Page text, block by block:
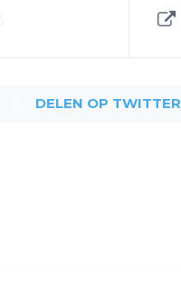
DELEN OP TWITTER